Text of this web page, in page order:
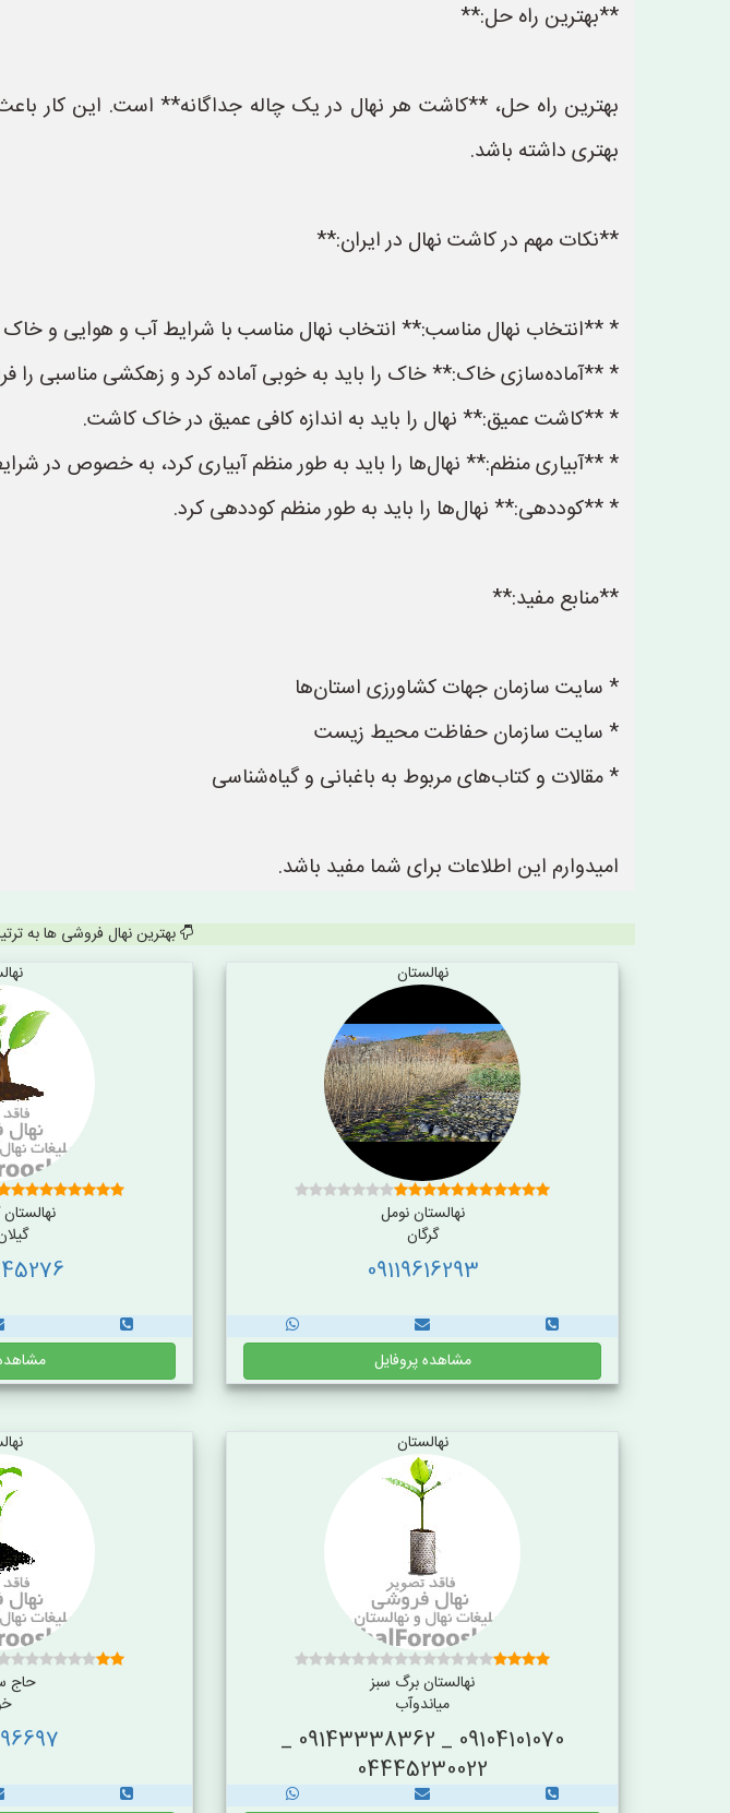
**بهترین راه حل:**
بهترین راه حل، **کاشت هر نهال در یک چاله جداگانه** است. این کار
بهتری داشته باشد.
**نکات مهم در کاشت نهال در ایران:**
* **انتخاب نهال مناسب:** انتخاب نهال مناسب با شرایط آب و هوایی و خاک
* **آماده‌سازی خاک:** خاک را باید به خوبی آماده کرد و زهکشی مناسبی را
* **کاشت عمیق:** نهال را باید به اندازه کافی عمیق در خاک کاشت.
* **آبیاری منظم:** نهال‌ها را باید به طور منظم آبیاری کرد، به خصوص در
* **کوددهی:** نهال‌ها را باید به طور منظم کوددهی کرد.
**منابع مفید:**
* سایت سازمان جهات کشاورزی استان‌ها
* سایت سازمان حفاظت محیط زیست
* مقالات و کتاب‌های مربوط به باغبانی و گیاه‌شناسی
امیدوارم این اطلاعات برای شما مفید باشد.
بهترین نهال فروشی ها به
نهالستان
نهالستان نومل
گرگان
09119616293
مشاهده پروفایل
نهالستان
نهالستان برگ سبز
میاندوآب
09104101070 _ 09143338362 _
04445230022
حاج